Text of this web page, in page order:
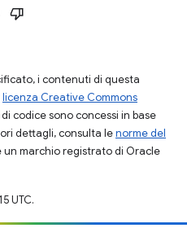
i contenuti di questa
licenza Creative Commons
codice sono concessi in base
dettagli, consulta lenorme del
un marchio registrato di Oracle
UTC.